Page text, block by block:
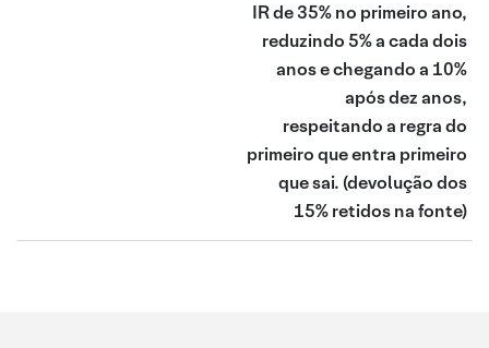
IR de 35% no primeiro ano,
reduzindo 5% a cada dois
anos e chegando a 10%
após dez anos,
respeitando a regra do
primeiro que entra primeiro
que sai. (devolução dos
15% retidos na fonte)